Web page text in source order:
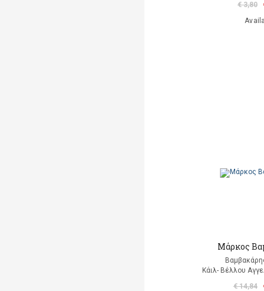
€ 3,80
Μάρκος
Κάιλ- Βέλλου
€ 14,84